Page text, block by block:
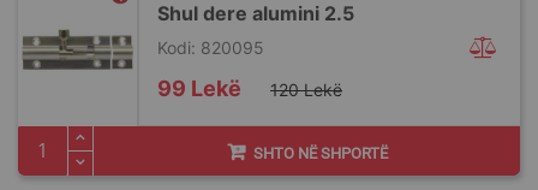
Shul dere alumini 2.5
Kodi: 820095
Special
Price
99 Lekë 120 Lekë
SHTO NË SHPORTË